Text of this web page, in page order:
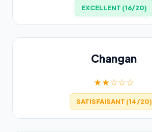
EXCELLENT (16/20)
Changan
★★☆☆☆
SATISFAISANT (14/20)